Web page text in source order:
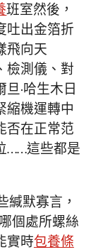
班室然後，
吐出金箔折
飛向天
檢測儀、對
·哈生木日
縮機運轉中
否在正常范
……這些都是
緘默寡言，
個處所螺絲
實時包養條